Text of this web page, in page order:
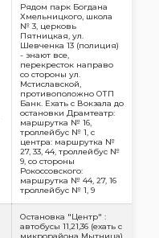
Рядом парк Богдана
Хмельницкого, школа
№ 3, церковь
Пятницкая, ул.
Шевченка 13 (полиция)
- знают все,
перекресток направо
со стороны ул.
Мстиславской,
противоположно ОТП
Банк. Ехать с Вокзала до
остановки Драмтеатр:
маршрутка № 16,
троллейбус № 1, с
центра: маршрутка №
27, 33, 44, троллейбус №
9, со стороны
Рокоссовского:
маршрутка № 44, 27, 16
троллейбус № 1, 9
Остановка "Центр" :
автобусы 11,21,36 (ехать с
микрорайона Мытница)